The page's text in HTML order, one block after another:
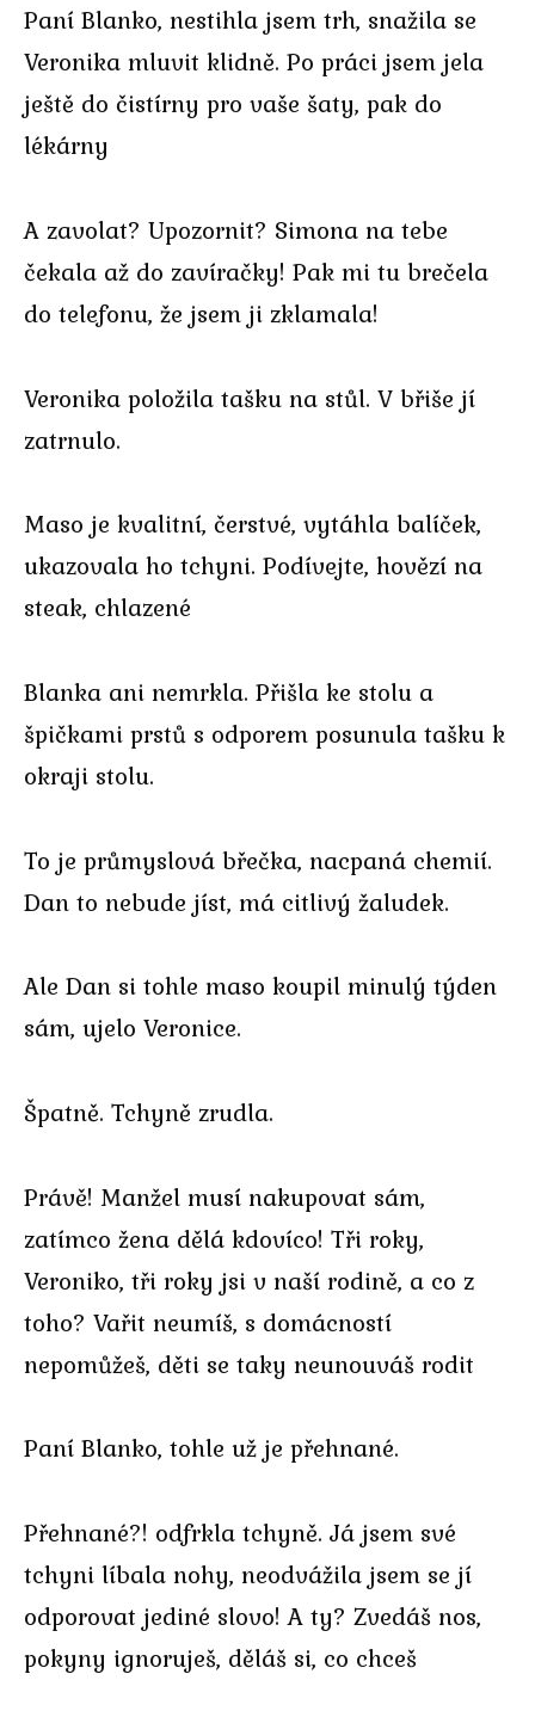
Paní Blanko, nestihla jsem trh, snažila se
Veronika mluvit klidně. Po práci jsem jela
ještě do čistírny pro vaše šaty, pak do
lékárny
A zavolat? Upozornit? Simona na tebe
čekala až do zavíračky! Pak mi tu brečela
do telefonu, že jsem ji zklamala!
Veronika položila tašku na stůl. V břiše jí
zatrnulo.
Maso je kvalitní, čerstvé, vytáhla balíček,
ukazovala ho tchyni. Podívejte, hovězí na
steak, chlazené
Blanka ani nemrkla. Přišla ke stolu a
špičkami prstů s odporem posunula tašku k
okraji stolu.
To je průmyslová břečka, nacpaná chemií.
Dan to nebude jíst, má citlivý žaludek.
Ale Dan si tohle maso koupil minulý týden
sám, ujelo Veronice.
Špatně. Tchyně zrudla.
Právě! Manžel musí nakupovat sám,
zatímco žena dělá kdovíco! Tři roky,
Veroniko, tři roky jsi v naší rodině, a co z
toho? Vařit neumíš, s domácností
nepomůžeš, děti se taky neunouváš rodit
Paní Blanko, tohle už je přehnané.
Přehnané?! odfrkla tchyně. Já jsem své
tchyni líbala nohy, neodvážila jsem se jí
odporovat jediné slovo! A ty? Zvedáš nos,
pokyny ignoruješ, děláš si, co chceš